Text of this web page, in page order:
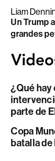
Liam
Un Trump
grandes
¿Qué hay
parte de
Copa
batalla de